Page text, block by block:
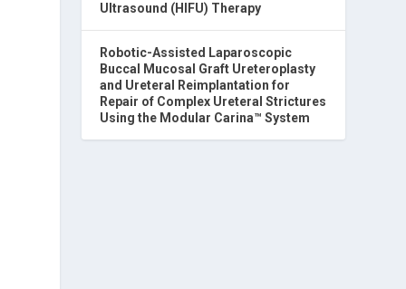
Ultrasound (HIFU) Therapy
Robotic-Assisted Laparoscopic
Buccal Mucosal Graft Ureteroplasty
and Ureteral Reimplantation for
Repair of Complex Ureteral Strictures
Using the Modular Carina™ System